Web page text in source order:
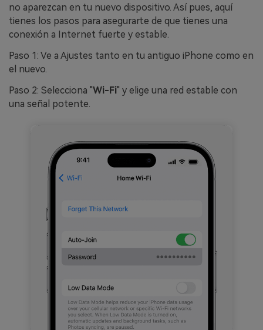
no aparezcan en tu nuevo dispositivo. Así pues, aquí
tienes los pasos para asegurarte de que tienes una
conexión a Internet fuerte y estable.
Paso 1: Ve a Ajustes tanto en tu antiguo iPhone como en
el nuevo.
Paso 2: Selecciona "Wi-Fi" y elige una red estable con
una señal potente.